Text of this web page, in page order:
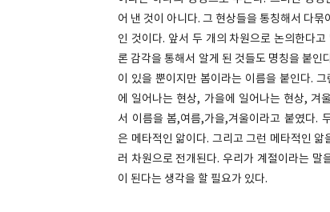
어 낸 것이 아니다. 그 현상들을 통칭해서 다
인 것이다. 앞서 두 개의 차원으로 논의한다
론 감각을 통해서 알게 된 것들도 명칭을 붙인
이 있을 뿐이지만 봄이라는 이름을 붙인다.
에 일어나는 현상, 가을에 일어나는 현상, 겨
서 이름을 봄,여름,가을,겨울이라고 붙였다.
은 메타적인 앎이다. 그리고 그런 메타적인
러 차원으로 전개된다. 우리가 계절이라는 말
이 된다는 생각을 할 필요가 있다.